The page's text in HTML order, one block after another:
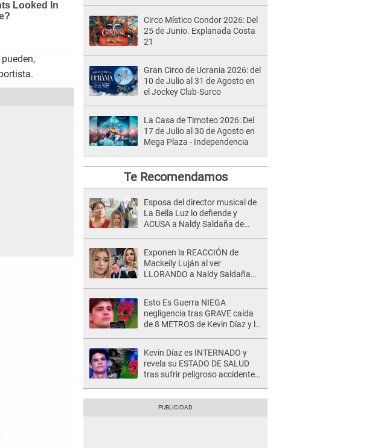
Circo Místico Condor 2026: Del
25 de Junio. Explanada Costa
21
Gran Circo de Ucrania 2026: del
10 de Julio al 31 de Agosto en
el Jockey Club-Surco
La Casa de Timoteo 2026: Del
17 de Julio al 30 de Agosto en
Mega Plaza - Independencia
Te Recomendamos
Esposa del director musical de
La Bella Luz lo defiende y
ACUSA a Naldy Saldaña de
Exponen la REACCIÓN de
Mackeily Luján al ver
LLORANDO a Naldy Saldaña
Esto Es Guerra NIEGA
negligencia tras GRAVE caída
de 8 METROS de Kevin Díaz y lo
Kevin Díaz es INTERNADO y
revela su ESTADO DE SALUD
tras sufrir peligroso accidente